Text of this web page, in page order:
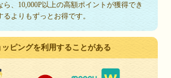
、10,000P以上の高額ポイントが獲得でき
よりもずっとお得です。
ピングを利用することがある